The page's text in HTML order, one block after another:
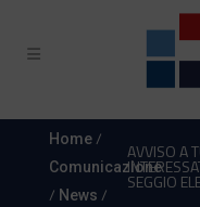
Home/
Comunicazione
/ News /
AVVISO A
SEGGIO